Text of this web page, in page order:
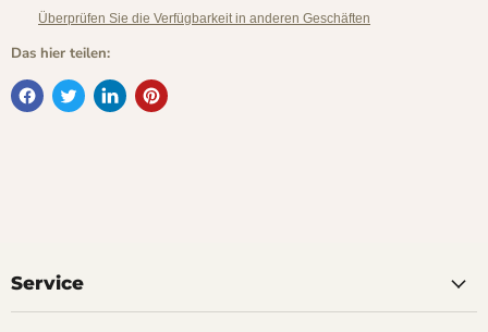
Überprüfen Sie die Verfügbarkeit in anderen Geschäften
Das hier teilen:
Service